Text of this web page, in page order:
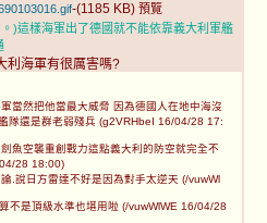
-(1185 KB) 預覽
)這樣海軍出了德國就不能依靠義大利軍艦
利海軍有很厲害嗎?
當然把他當最大威脅 因為德國人在地中海沒
隊還是群老弱殘兵 (g2VRHbeI 16/04/28 17:
魚空襲重創戰力這點義大利的防空就完全不
28 18:00)
.說日方雷達不好是因為對手太逆天 (/vuwWl
不是頂級水準也堪用啦 (/vuwWlWE 16/04/28